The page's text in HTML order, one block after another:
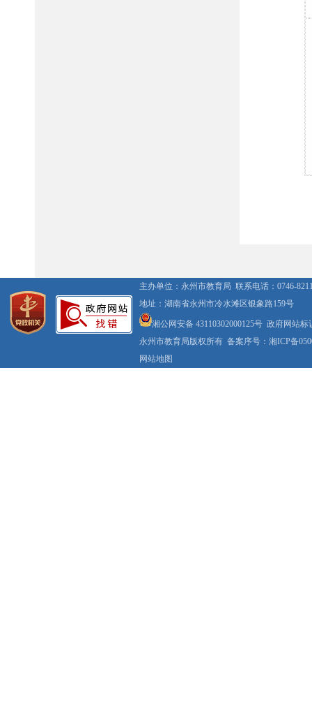
主办单位：永州市教育局 联系电话：0746-
地址：湖南省永州市冷水滩区银象路159号
湘公网安备 43110302000125号 政府网站标
永州市教育局版权所有 备案序号：湘ICP备
网站地图